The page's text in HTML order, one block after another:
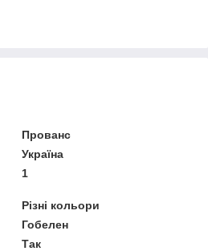
Прованс
Україна
1
Різні кольори
Гобелен
Так